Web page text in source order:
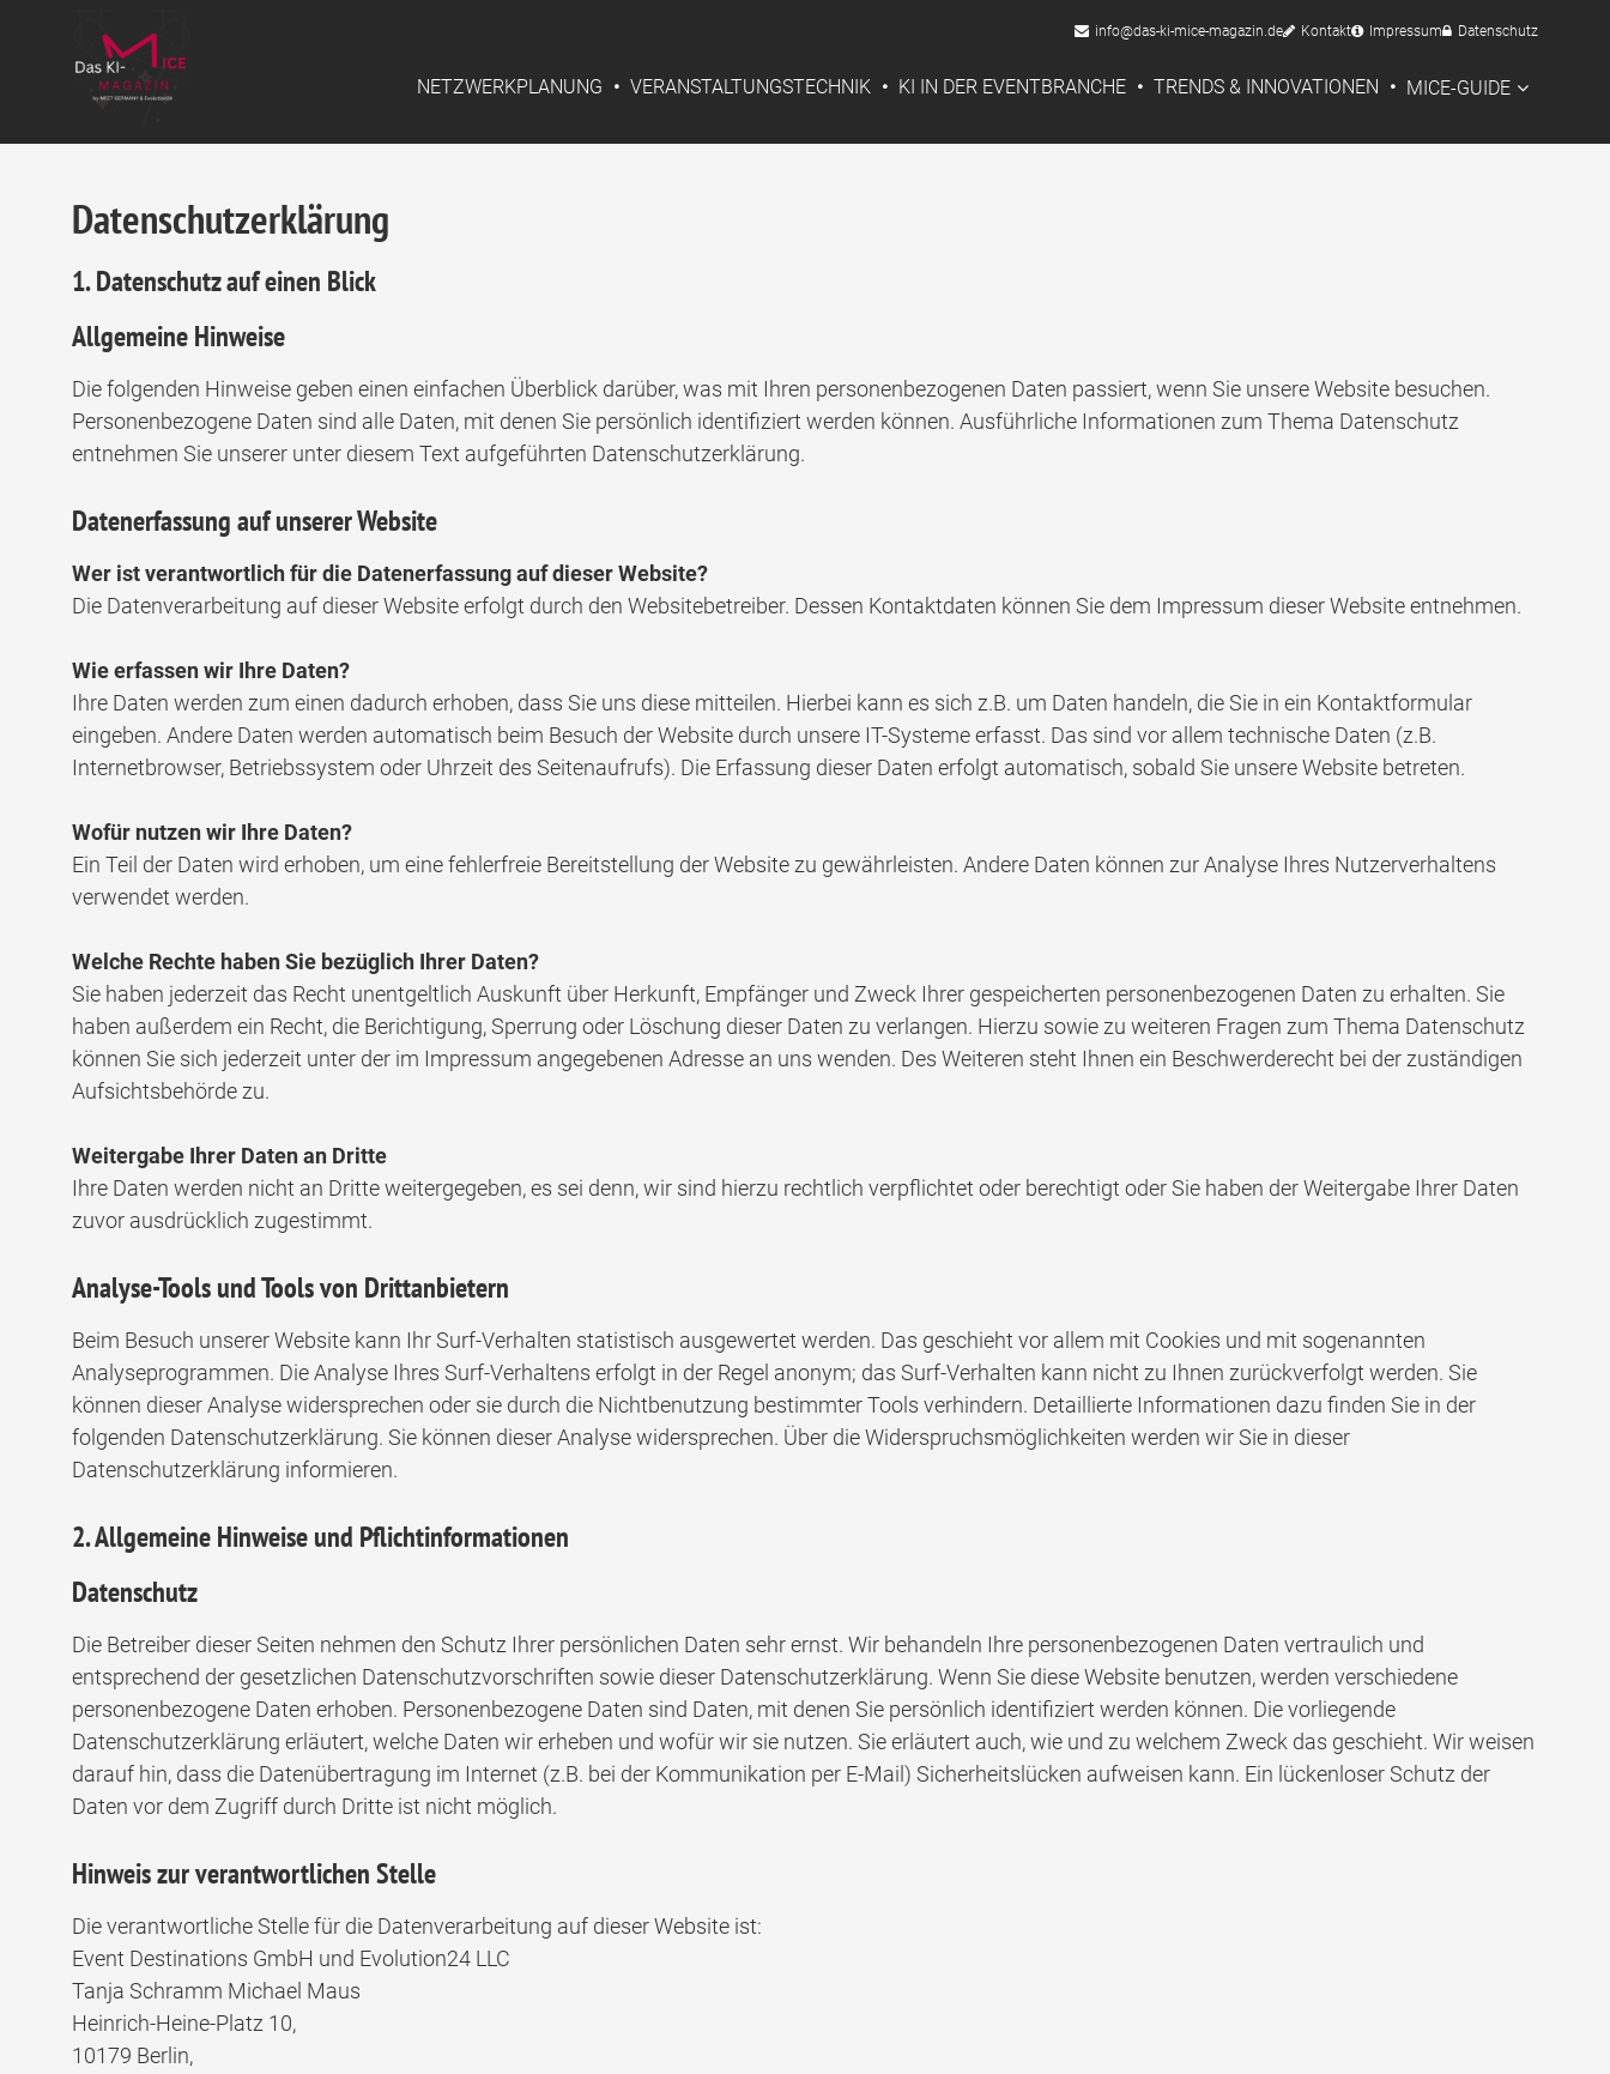
info@das-ki-mice-magazin.de Kontakt Impressum Datenschutz
NETZWERKPLANUNG VERANSTALTUNGSTECHNIK KI IN DER EVENTBRANCHE TRENDS & INNOVATIONEN MICE-GUIDE
Datenschutzerklärung
1. Datenschutz auf einen Blick
Allgemeine Hinweise
Die folgenden Hinweise geben einen einfachen Überblick darüber, was mit Ihren personenbezogenen Daten passiert, wenn Sie unsere Website besuchen.
Personenbezogene Daten sind alle Daten, mit denen Sie persönlich identifiziert werden können. Ausführliche Informationen zum Thema Datenschutz
entnehmen Sie unserer unter diesem Text aufgeführten Datenschutzerklärung.
Datenerfassung auf unserer Website
Wer ist verantwortlich für die Datenerfassung auf dieser Website?
Die Datenverarbeitung auf dieser Website erfolgt durch den Websitebetreiber. Dessen Kontaktdaten können Sie dem Impressum dieser Website entnehmen.
Wie erfassen wir Ihre Daten?
Ihre Daten werden zum einen dadurch erhoben, dass Sie uns diese mitteilen. Hierbei kann es sich z.B. um Daten handeln, die Sie in ein Kontaktformular
eingeben. Andere Daten werden automatisch beim Besuch der Website durch unsere IT-Systeme erfasst. Das sind vor allem technische Daten (z.B.
Internetbrowser, Betriebssystem oder Uhrzeit des Seitenaufrufs). Die Erfassung dieser Daten erfolgt automatisch, sobald Sie unsere Website betreten.
Wofür nutzen wir Ihre Daten?
Ein Teil der Daten wird erhoben, um eine fehlerfreie Bereitstellung der Website zu gewährleisten. Andere Daten können zur Analyse Ihres Nutzerverhaltens
verwendet werden.
Welche Rechte haben Sie bezüglich Ihrer Daten?
Sie haben jederzeit das Recht unentgeltlich Auskunft über Herkunft, Empfänger und Zweck Ihrer gespeicherten personenbezogenen Daten zu erhalten. Sie
haben außerdem ein Recht, die Berichtigung, Sperrung oder Löschung dieser Daten zu verlangen. Hierzu sowie zu weiteren Fragen zum Thema Datenschutz
können Sie sich jederzeit unter der im Impressum angegebenen Adresse an uns wenden. Des Weiteren steht Ihnen ein Beschwerderecht bei der zuständigen
Aufsichtsbehörde zu.
Weitergabe Ihrer Daten an Dritte
Ihre Daten werden nicht an Dritte weitergegeben, es sei denn, wir sind hierzu rechtlich verpflichtet oder berechtigt oder Sie haben der Weitergabe Ihrer Daten
zuvor ausdrücklich zugestimmt.
Analyse-Tools und Tools von Drittanbietern
Beim Besuch unserer Website kann Ihr Surf-Verhalten statistisch ausgewertet werden. Das geschieht vor allem mit Cookies und mit sogenannten
Analyseprogrammen. Die Analyse Ihres Surf-Verhaltens erfolgt in der Regel anonym; das Surf-Verhalten kann nicht zu Ihnen zurückverfolgt werden. Sie
können dieser Analyse widersprechen oder sie durch die Nichtbenutzung bestimmter Tools verhindern. Detaillierte Informationen dazu finden Sie in der
folgenden Datenschutzerklärung. Sie können dieser Analyse widersprechen. Über die Widerspruchsmöglichkeiten werden wir Sie in dieser
Datenschutzerklärung informieren.
2. Allgemeine Hinweise und Pflichtinformationen
Datenschutz
Die Betreiber dieser Seiten nehmen den Schutz Ihrer persönlichen Daten sehr ernst. Wir behandeln Ihre personenbezogenen Daten vertraulich und
entsprechend der gesetzlichen Datenschutzvorschriften sowie dieser Datenschutzerklärung. Wenn Sie diese Website benutzen, werden verschiedene
personenbezogene Daten erhoben. Personenbezogene Daten sind Daten, mit denen Sie persönlich identifiziert werden können. Die vorliegende
Datenschutzerklärung erläutert, welche Daten wir erheben und wofür wir sie nutzen. Sie erläutert auch, wie und zu welchem Zweck das geschieht. Wir weisen
darauf hin, dass die Datenübertragung im Internet (z.B. bei der Kommunikation per E-Mail) Sicherheitslücken aufweisen kann. Ein lückenloser Schutz der
Daten vor dem Zugriff durch Dritte ist nicht möglich.
Hinweis zur verantwortlichen Stelle
Die verantwortliche Stelle für die Datenverarbeitung auf dieser Website ist:
Event Destinations GmbH und Evolution24 LLC
Tanja Schramm Michael Maus
Heinrich-Heine-Platz 10,
10179 Berlin,